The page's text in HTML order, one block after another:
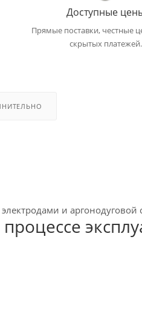
Доступные
Прямые поставки, честные
скрытых платежей.
и аргонодуговой